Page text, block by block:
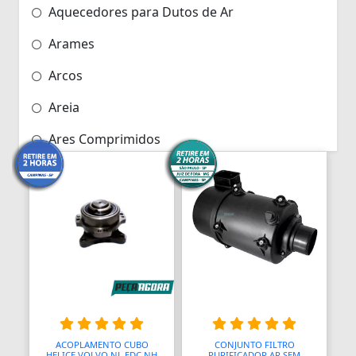
Aquecedores para Dutos de Ar
Arames
Arcos
Areia
Ares Comprimidos
Armas de Propulsão
Armações
Arruelas
ACOPLAMENTO CUBO
CONJUNTO FILTRO